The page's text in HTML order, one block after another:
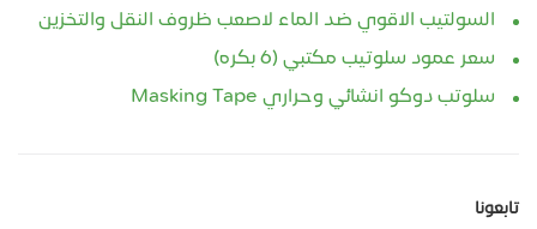
السولتيب الاقوي ضد الماء لاصعب ظروف النقل والتخزين
سعر عمود سلوتيب مكتبي (6 بكره)
سلوتب دوكو انشائي وحراري Masking Tape
تابعونا